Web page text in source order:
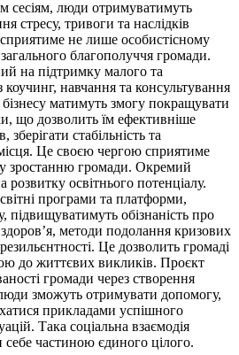
сесіям, люди отримуватимуть
стресу, тривоги та наслідків
не лише особистісному
благополуччя громади.
на підтримку малого та
коучинг, навчання та консультування
матимуть змогу покращувати
що дозволить їм ефективніше
стабільність та
Це своєю чергою сприятиме
зростанню громади. Окремий
освітнього потенціалу.
програми та платформи,
підвищуватимуть обізнаність про
методи подолання кризових
Це дозволить громаді
до життєвих викликів. Проєкт
громади через створення
зможуть отримувати допомогу,
прикладами успішного
Така соціальна взаємодія
частиною єдиного цілого.